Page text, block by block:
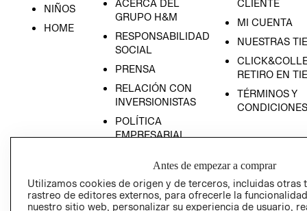
NIÑOS
HOME
ACERCA DEL
GRUPO H&M
RESPONSABILIDAD
SOCIAL
PRENSA
RELACIÓN CON
INVERSIONISTAS
POLÍTICA
EMPRESARIAL
CLIENTE
MI CUENTA
NUESTRAS
RETIRO EN
TÉRMINOS Y
CONDICIONES
AVISO DE
Antes de empezar a comprar
Utilizamos cookies de origen y de terceros, incluidas otras
rastreo de editores externos, para ofrecerle la
nuestro sitio web, personalizar su experiencia de usuario,